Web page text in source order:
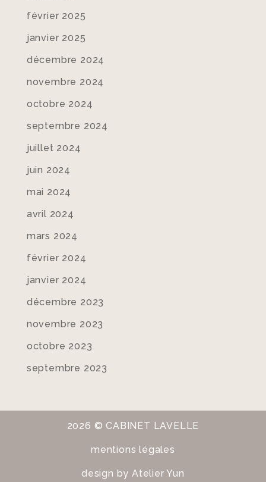
février 2025
janvier 2025
décembre 2024
novembre 2024
octobre 2024
septembre 2024
juillet 2024
juin 2024
mai 2024
avril 2024
mars 2024
février 2024
janvier 2024
décembre 2023
novembre 2023
octobre 2023
septembre 2023
2026 © CABINET LAVELLE
mentions légales
design byAtelier Yun